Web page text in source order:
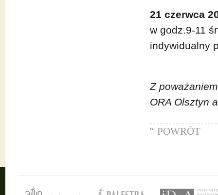
21 czerwca
w godz.9-11
indywidualny
Z
ORA Olsztyn
POWRÓT